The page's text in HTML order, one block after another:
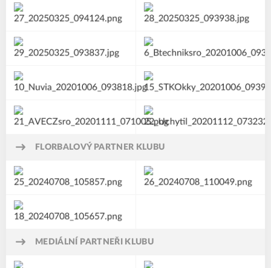
FLORBALOVÝ PARTNER KLUBU
MEDIÁLNÍ PARTNEŘI KLUBU